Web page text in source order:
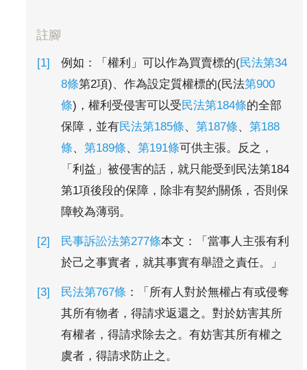
註腳
例如：「權利」可以作為買賣標的(民法第34
8條第2項)、作為設定質權標的(民法第900
條)，權利受侵害可以受民法第184條的全部
保障，並有民法第185條、 第187條、 第188
條、 第189條、 第191條可供主張。反之，
「利益」被侵害的話，就只能受到民法第184
第1項後段的保障，除非有契約關係，否則保
障較為薄弱。
民事訴訟法第277條本文：「當事人主張有利
於己之事實者，就其事實有舉證之責任。」
民法第767條 ：「所有人對於無權占有或侵奪
其所有物者，得請求返還之。對於妨害其所
有權者，得請求除去之。有妨害其所有權之
虞者，得請求防止之。